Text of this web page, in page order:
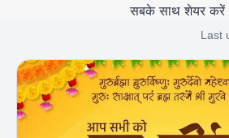
सबके साथ शेयर
Last